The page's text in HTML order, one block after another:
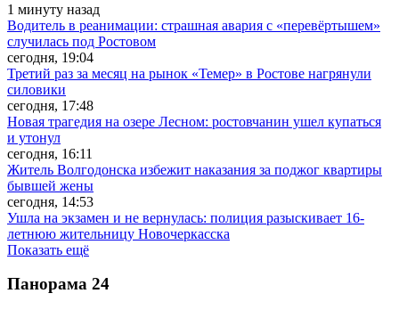
1 минуту назад
Водитель в реанимации: страшная авария с «перевёртышем»
случилась под Ростовом
сегодня, 19:04
Третий раз за месяц на рынок «Темер» в Ростове нагрянули
силовики
сегодня, 17:48
Новая трагедия на озере Лесном: ростовчанин ушел купаться
и утонул
сегодня, 16:11
Житель Волгодонска избежит наказания за поджог квартиры
бывшей жены
сегодня, 14:53
Ушла на экзамен и не вернулась: полиция разыскивает 16-
летнюю жительницу Новочеркасска
Показать ещё
Панорама 24